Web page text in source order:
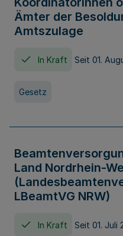
Ämter der
Amtszulage
In Kraft Seit 01.
Gesetz
Land Nordrhein-
LBeamtVG NRW)
In Kraft Seit 01. Juli